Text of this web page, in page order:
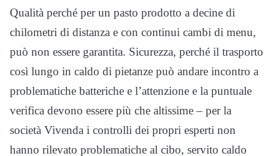
Qualità perché per un pasto prodotto a decine di
chilometri di distanza e con continui cambi di menu,
può non essere garantita. Sicurezza, perché il trasporto
così lungo in caldo di pietanze può andare incontro a
problematiche batteriche e l’attenzione e la puntuale
verifica devono essere più che altissime – per la
società Vivenda i controlli dei propri esperti non
hanno rilevato problematiche al cibo, servito caldo